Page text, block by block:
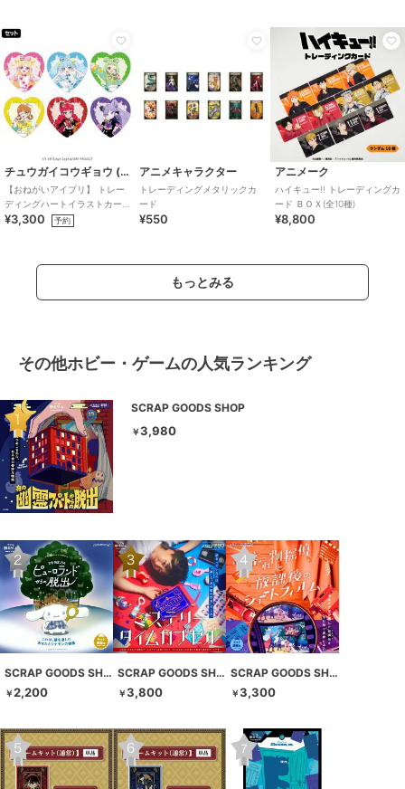
チュウガイコウギョウ (Chugai Mining)
【おねがいアイプリ】 トレー
ディングハートイラストカー
ド （1SET/6個入り）
¥3,300 予約
アニメキャラクター
トレーディングメタリックカ
ード
¥550
アニメーク
ハイキュー!! トレーディングカ
ード ＢＯＸ(全10種)
¥8,800
もっとみる
その他ホビー・ゲームの人気ランキング
SCRAP GOODS SHOP
￥3,980
SCRAP GOODS SHOP
￥2,200
SCRAP GOODS SHOP
￥3,800
SCRAP GOODS SHOP
￥3,300